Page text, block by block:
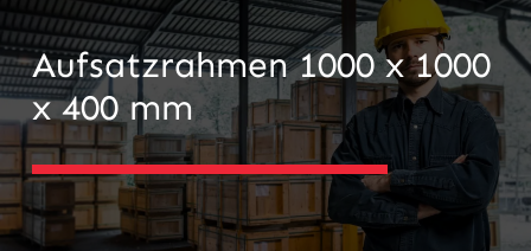
Preise
Shop
Aufsatzrahmen 1000 x 1000
x 400 mm